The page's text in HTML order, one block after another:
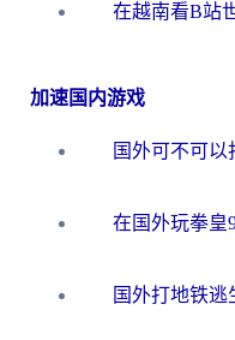
加速国内游戏